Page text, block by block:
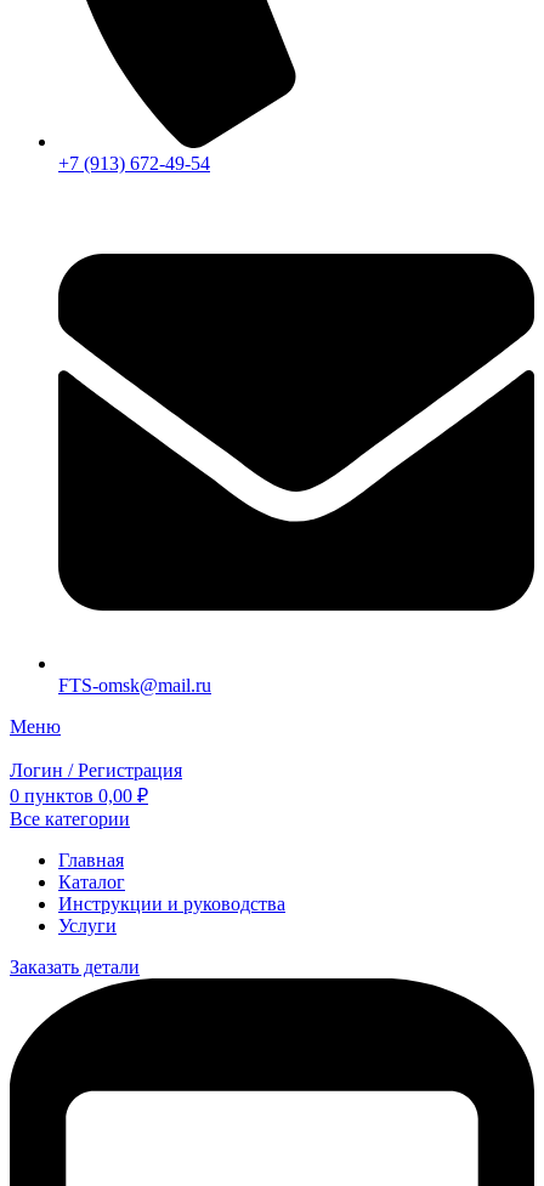
+7 (913) 672-49-54
FTS-omsk@mail.ru
Меню
Логин / Регистрация
0 пунктов 0,00 ₽
Все категории
Главная
Каталог
Инструкции и руководства
Услуги
Заказать детали